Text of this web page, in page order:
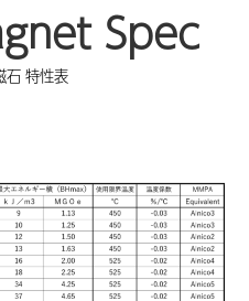
Spec
石 特性表